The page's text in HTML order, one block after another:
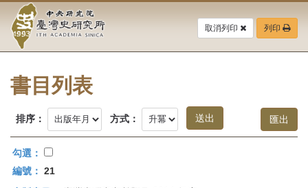
要
中
央
研
究
院-
臺
灣
取消列印 列印
書目列表
排序： 方式：
勾選：
編號： 21